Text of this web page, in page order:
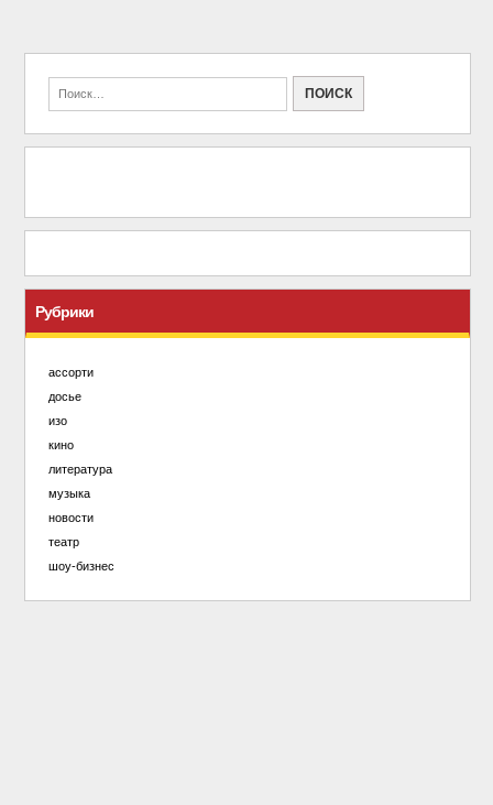
Рубрики
ассорти
досье
изо
кино
литература
музыка
новости
театр
шоу-бизнес